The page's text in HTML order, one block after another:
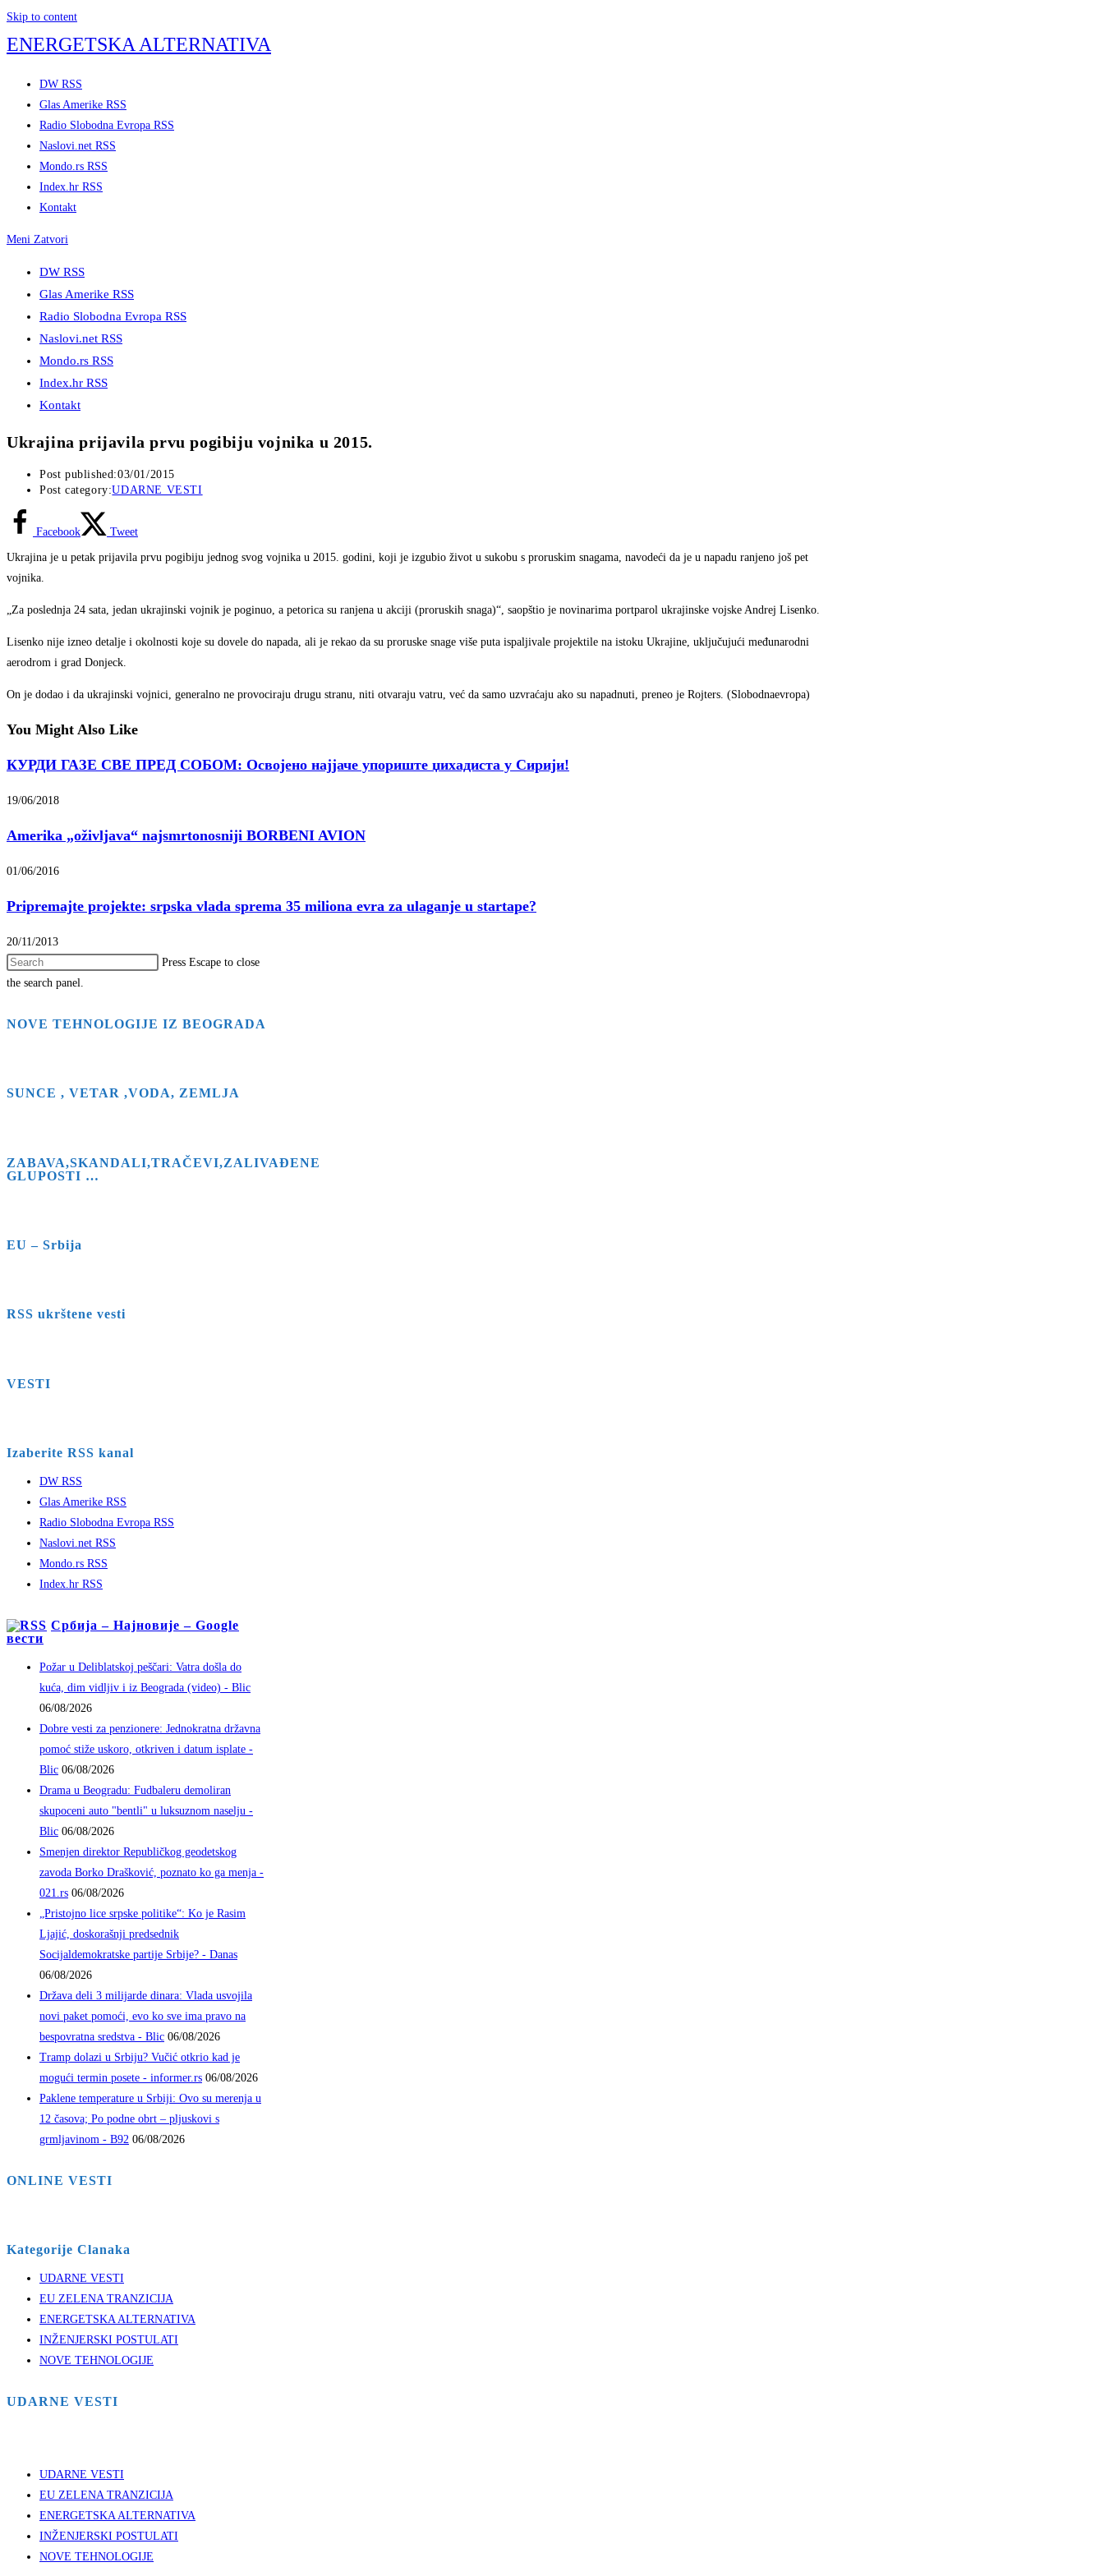
Skip to content
ENERGETSKA ALTERNATIVA
DW RSS
Glas Amerike RSS
Radio Slobodna Evropa RSS
Naslovi.net RSS
Mondo.rs RSS
Index.hr RSS
Kontakt
Meni Zatvori
DW RSS
Glas Amerike RSS
Radio Slobodna Evropa RSS
Naslovi.net RSS
Mondo.rs RSS
Index.hr RSS
Kontakt
Ukrajina prijavila prvu pogibiju vojnika u 2015.
Post published:03/01/2015
Post category:UDARNE VESTI
Facebook Tweet
Ukrajina je u petak prijavila prvu pogibiju jednog svog vojnika u 2015. godini, koji je izgubio život u sukobu s proruskim snagama, navodeći da je u napadu ranjeno još pet
vojnika.
„Za poslednja 24 sata, jedan ukrajinski vojnik je poginuo, a petorica su ranjena u akciji (proruskih snaga)“, saopštio je novinarima portparol ukrajinske vojske Andrej Lisenko.
Lisenko nije izneo detalje i okolnosti koje su dovele do napada, ali je rekao da su proruske snage više puta ispaljivale projektile na istoku Ukrajine, uključujući međunarodni
aerodrom i grad Donjeck.
On je dodao i da ukrajinski vojnici, generalno ne provociraju drugu stranu, niti otvaraju vatru, već da samo uzvraćaju ako su napadnuti, preneo je Rojters. (Slobodnaevropa)
You Might Also Like
КУРДИ ГАЗЕ СВЕ ПРЕД СОБОМ: Освојено најјаче упориште џихадиста у Сирији!
19/06/2018
Amerika „oživljava“ najsmrtonosniji BORBENI AVION
01/06/2016
Pripremajte projekte: srpska vlada sprema 35 miliona evra za ulaganje u startape?
20/11/2013
Press Escape to close
the search panel.
NOVE TEHNOLOGIJE IZ BEOGRADA
SUNCE , VETAR ,VODA, ZEMLJA
ZABAVA,SKANDALI,TRAČEVI,ZALIVAĐENE
GLUPOSTI …
EU – Srbija
RSS ukrštene vesti
VESTI
Izaberite RSS kanal
DW RSS
Glas Amerike RSS
Radio Slobodna Evropa RSS
Naslovi.net RSS
Mondo.rs RSS
Index.hr RSS
Србија – Најновије – Google
вести
Požar u Deliblatskoj peščari: Vatra došla do
kuća, dim vidljiv i iz Beograda (video) - Blic
06/08/2026
Dobre vesti za penzionere: Jednokratna državna
pomoć stiže uskoro, otkriven i datum isplate -
Blic 06/08/2026
Drama u Beogradu: Fudbaleru demoliran
skupoceni auto "bentli" u luksuznom naselju -
Blic 06/08/2026
Smenjen direktor Republičkog geodetskog
zavoda Borko Drašković, poznato ko ga menja -
021.rs 06/08/2026
„Pristojno lice srpske politike“: Ko je Rasim
Ljajić, doskorašnji predsednik
Socijaldemokratske partije Srbije? - Danas
06/08/2026
Država deli 3 milijarde dinara: Vlada usvojila
novi paket pomoći, evo ko sve ima pravo na
bespovratna sredstva - Blic 06/08/2026
Tramp dolazi u Srbiju? Vučić otkrio kad je
mogući termin posete - informer.rs 06/08/2026
Paklene temperature u Srbiji: Ovo su merenja u
12 časova; Po podne obrt – pljuskovi s
grmljavinom - B92 06/08/2026
ONLINE VESTI
Kategorije Clanaka
UDARNE VESTI
EU ZELENA TRANZICIJA
ENERGETSKA ALTERNATIVA
INŽENJERSKI POSTULATI
NOVE TEHNOLOGIJE
UDARNE VESTI
UDARNE VESTI
EU ZELENA TRANZICIJA
ENERGETSKA ALTERNATIVA
INŽENJERSKI POSTULATI
NOVE TEHNOLOGIJE